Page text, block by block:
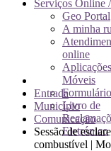
Serviços Online
Geo Portal
A minha
online
Aplicações
Móveis
Livro de
Eletrónico
Entrada
Município
Comunicação
Sessão de
combustível |